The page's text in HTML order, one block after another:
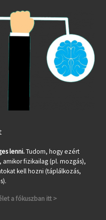
lenni.Tudom, hogy ezért
amikor fizikailag (pl. mozgás),
kell hozni (táplálkozás,
a fókuszban itt >